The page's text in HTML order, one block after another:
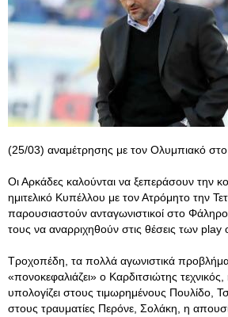
(25/03) αναμέτρησης με τον Ολυμπιακό
Οι Αρκάδες καλούνται να ξεπεράσουν την
ημιτελικό Κυπέλλου με τον Ατρόμητο την
παρουσιαστούν ανταγωνιστικοί στο
τους να αναρριχηθούν στις θέσεις των play
Τροχοπέδη, τα πολλά αγωνιστικά
«πονοκεφαλιάζει» ο Καρδιτσιώτης
υπολογίζει στους τιμωρημένους Πουλίδο,
στους τραυματίες Περόνε, Σολάκη, η